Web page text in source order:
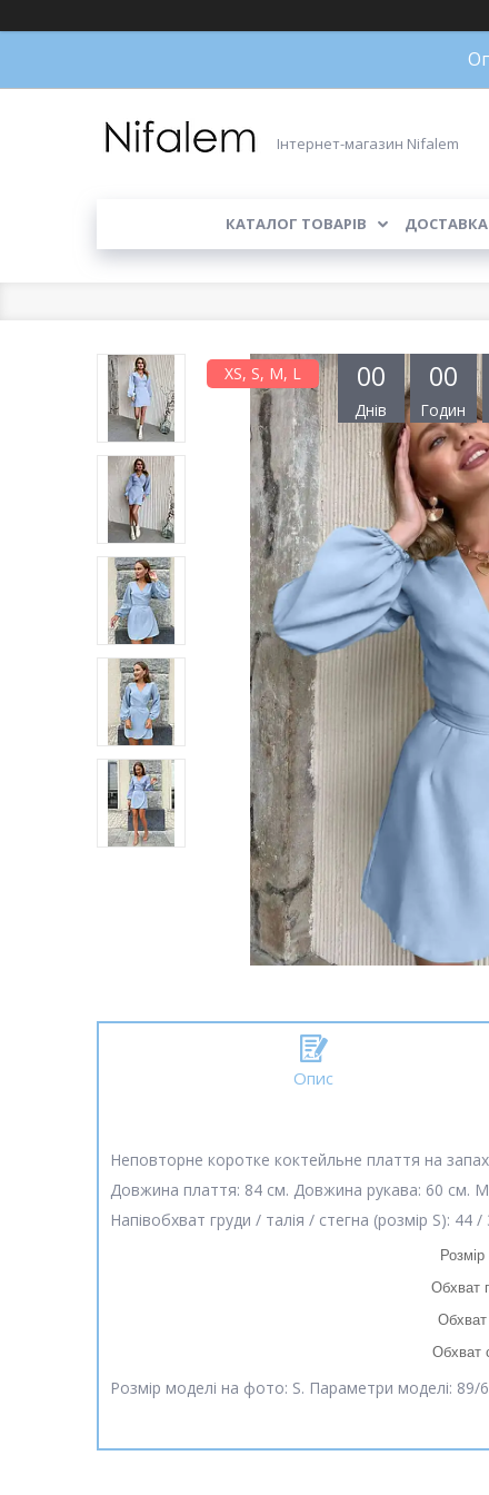
Інтернет-магазин Nifalem
КАТАЛОГ ТОВАРІВ ДОСТАВКА
XS, S, M, L 00
Днів
00
Годин
Опис
Неповторне коротке коктейльне плаття на
Довжина плаття: 84 см. Довжина рукава: 60 см.
Напівобхват груди / талія / стегна (розмір S): 44
Обхват
Обхват
Обхват
Розмір моделі на фото: S. Параметри моделі: 89/